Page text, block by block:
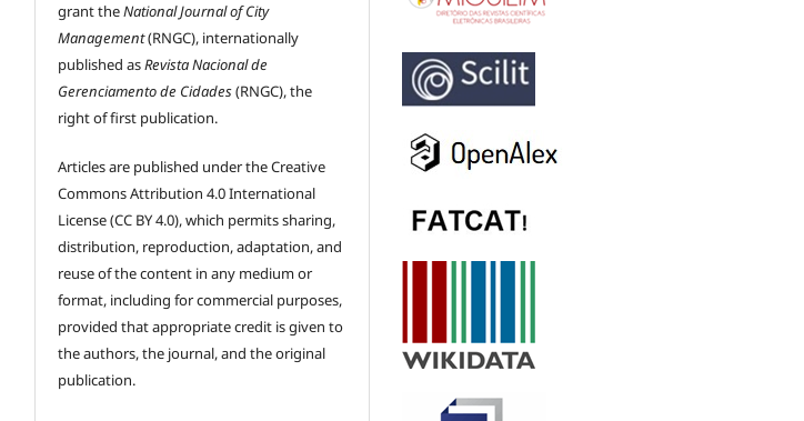
grant theNational Journal of City
Management(RNGC), internationally
published asRevista Nacional de
Gerenciamento de Cidades(RNGC), the
right of first publication.
Articles are published under the Creative
Commons Attribution 4.0 International
License (CC BY 4.0), which permits sharing,
distribution, reproduction, adaptation, and
reuse of the content in any medium or
format, including for commercial purposes,
provided that appropriate credit is given to
the authors, the journal, and the original
publication.